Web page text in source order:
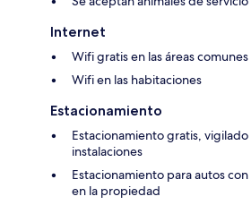
Internet
Wifi gratis en las áreas comunes
Wifi en las habitaciones
Estacionamiento
Estacionamiento gratis,
instalaciones
Estacionamiento para autos
en la propiedad